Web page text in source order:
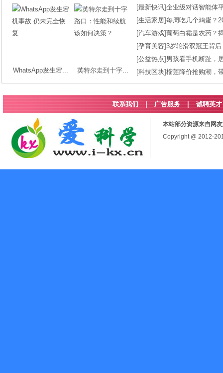
WhatsApp发生宕... 英特尔走到十字...
[最新快讯]企业级对话智能体
[生活家居]每周吃几个鸡蛋？
[汽车游戏]葡萄白霜是农药？
[孕育美容]3岁轮滑双冠王背
[公益热点] 男孩看手机断趾，
[科技区块]榴莲降价抢购潮，
联系我们 广告服务 | 诚聘英才
本站部分资源来自网
Copyright @ 2012-